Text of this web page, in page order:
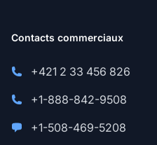
Contacts commerciaux
+421 2 33 456 826
+1-888-842-9508
+1-508-469-5208